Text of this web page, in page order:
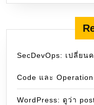
SecDevOps: เปลี่ยน
Code และ Operation
WordPress: ดูว่า